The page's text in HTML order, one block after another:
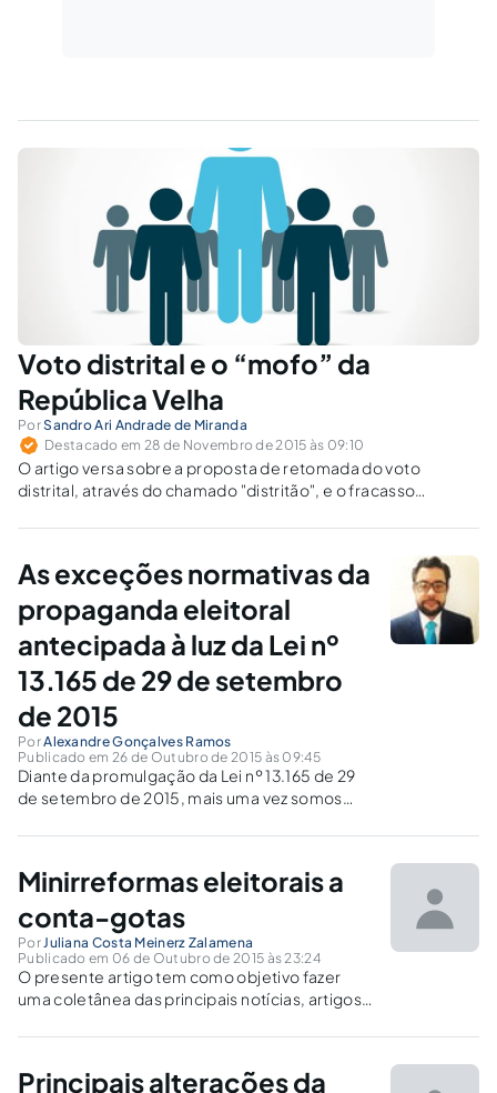
Voto distrital e o “mofo” da
República Velha
PorSandro Ari Andrade de Miranda
Destacado em 28 de Novembro de 2015 às 09:10
O artigo versa sobre a proposta de retomada do voto
distrital, através do chamado "distritão", e o fracasso
quando apenas reforçou as oligarquias regionais.
As exceções normativas da
propaganda eleitoral
antecipada à luz da Lei nº
13.165 de 29 de setembro
de 2015
PorAlexandre Gonçalves Ramos
Publicado em 26 de Outubro de 2015 às 09:45
Diante da promulgação da Lei nº 13.165 de 29
de setembro de 2015, mais uma vez somos
reforma, aumentam as hipóteses que servem
se expor antes do período permitido.
Minirreformas eleitorais a
conta-gotas
PorJuliana Costa Meinerz Zalamena
Publicado em 06 de Outubro de 2015 às 23:24
O presente artigo tem como objetivo fazer
uma coletânea das principais notícias, artigos
disponíveis na Internet, com a sua análise a
das Ciências Sociais.
Principais alterações da